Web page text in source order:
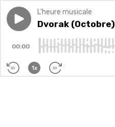
Play episodeDvorak (Octobre)
L'heure musicale
Dvorak (Octobre)
00:00
30 1x 30